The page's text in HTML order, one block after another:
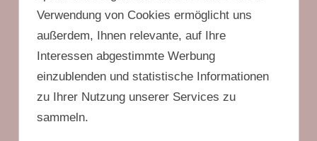
Verwendung von Cookies ermöglicht uns
außerdem, Ihnen relevante, auf Ihre
Interessen abgestimmte Werbung
einzublenden und statistische Informationen
zu Ihrer Nutzung unserer Services zu
sammeln.